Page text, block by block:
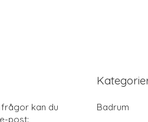
kan du
post:
Badrum